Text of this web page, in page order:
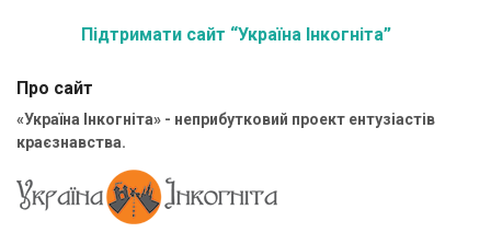
Підтримати сайт “Україна Інкогніта”
Про сайт
«Україна Інкогніта» - неприбутковий проект ентузіастів
краєзнавства.